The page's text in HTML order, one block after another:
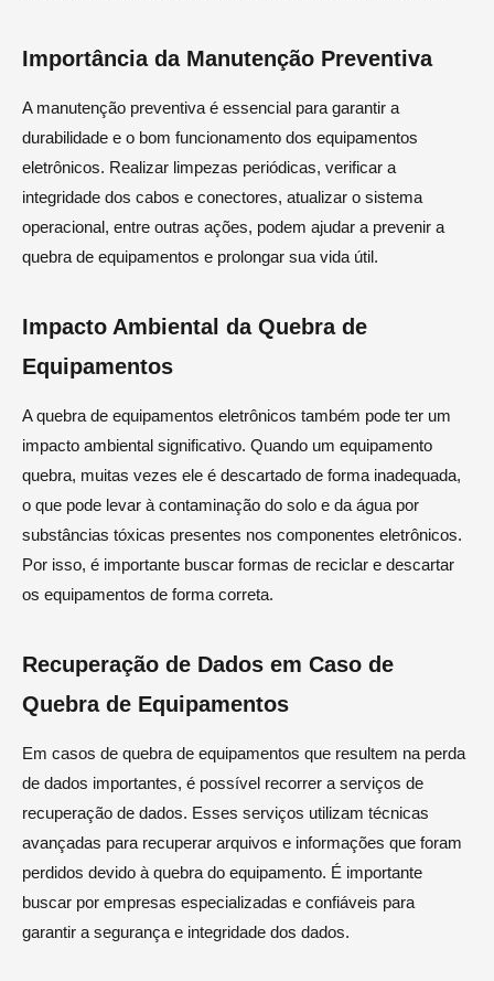
Importância da Manutenção Preventiva
A manutenção preventiva é essencial para garantir a
durabilidade e o bom funcionamento dos equipamentos
eletrônicos. Realizar limpezas periódicas, verificar a
integridade dos cabos e conectores, atualizar o sistema
operacional, entre outras ações, podem ajudar a prevenir a
quebra de equipamentos e prolongar sua vida útil.
Impacto Ambiental da Quebra de
Equipamentos
A quebra de equipamentos eletrônicos também pode ter um
impacto ambiental significativo. Quando um equipamento
quebra, muitas vezes ele é descartado de forma inadequada,
o que pode levar à contaminação do solo e da água por
substâncias tóxicas presentes nos componentes eletrônicos.
Por isso, é importante buscar formas de reciclar e descartar
os equipamentos de forma correta.
Recuperação de Dados em Caso de
Quebra de Equipamentos
Em casos de quebra de equipamentos que resultem na perda
de dados importantes, é possível recorrer a serviços de
recuperação de dados. Esses serviços utilizam técnicas
avançadas para recuperar arquivos e informações que foram
perdidos devido à quebra do equipamento. É importante
buscar por empresas especializadas e confiáveis para
garantir a segurança e integridade dos dados.